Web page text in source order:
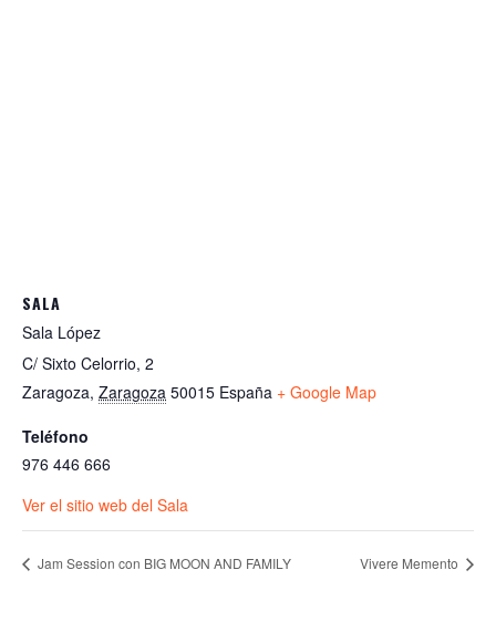
SALA
Sala López
C/ Sixto Celorrio, 2
Zaragoza, Zaragoza 50015 España + Google Map
Teléfono
976 446 666
Ver el sitio web del Sala
Jam Session con BIG MOON AND FAMILY Vivere Memento